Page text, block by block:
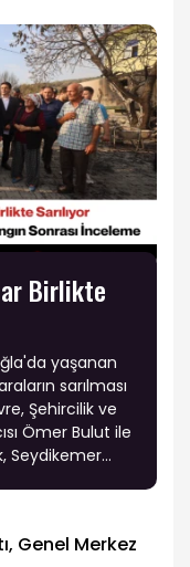
Birlikte
yaşanan
sarılması
Şehircilik ve
Ömer Bulut ile
Seydikemer
Genel Merkez